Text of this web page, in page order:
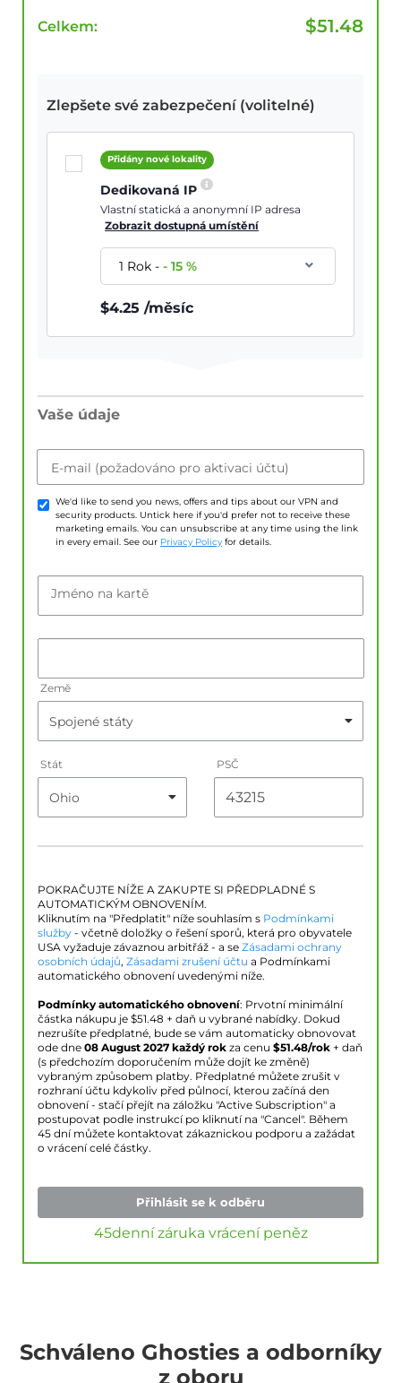
Celkem: $51.48
Zlepšete své zabezpečení (volitelné)
Přidány nové lokality
Dedikovaná IP
Vlastní statická a anonymní IP adresa
Zobrazit dostupná umístění
1 Rok--15 %
$4.25 /měsíc
Vaše údaje
E-mail (požadováno pro aktivaci účtu)
We'd like to send you news, offers and tips about our VPN and
security products. Untick here if you'd prefer not to receive these
marketing emails. You can unsubscribe at any time using the link
in every email. See our Privacy Policy for details.
Jméno na kartě
Země
Stát PSČ
POKRAČUJTE NÍŽE A ZAKUPTE SI PŘEDPLADNÉ S
AUTOMATICKÝM OBNOVENÍM.
Kliknutím na "Předplatit" níže souhlasím s Podmínkami
služby - včetně doložky o řešení sporů, která pro obyvatele
USA vyžaduje závaznou arbitřáž - a se Zásadami ochrany
osobních údajů, Zásadami zrušení účtu a Podmínkami
automatického obnovení uvedenými níže.
Podmínky automatického obnovení: Prvotní minimální
částka nákupu je $51.48 + daň u vybrané nabídky. Dokud
nezrušíte předplatné, bude se vám automaticky obnovovat
ode dne 08 August 2027 každý rok za cenu $51.48/rok + daň
(s předchozím doporučením může dojít ke změně)
vybraným způsobem platby. Předplatné můžete zrušit v
rozhraní účtu kdykoliv před půlnocí, kterou začíná den
obnovení - stačí přejít na záložku "Active Subscription" a
postupovat podle instrukcí po kliknutí na "Cancel". Během
45 dní můžete kontaktovat zákaznickou podporu a zažádat
o vrácení celé částky.
Přihlásit se k odběru
45denní záruka vrácení peněz
Schváleno Ghosties a odborníky
z oboru